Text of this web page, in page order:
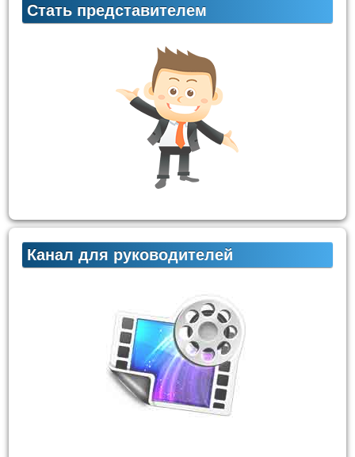
Стать представителем
Канал для руководителей